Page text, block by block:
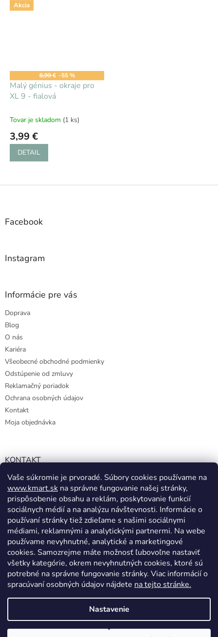
Vaše súkromie je prvoradé. Súbory cookies používame na
www.kmart.sk na správne fungovanie našej stránky,
prispôsobenie obsahu a reklám, poskytovanie funkcií
sociálnych médií a na analýzu návštevnosti. Informácie o
používaní stránky tiež zdieľame s našimi sociálnymi
médiami, reklamnými a analytickými partnermi. Na webe
používame nevyhnutné, analytické a marketingové
cookies. Samozrejme máte možnosť ľubovoľne nastaviť
všetky kategórie, okrem nevyhnutných cookies, ktoré sú
potrebné na správne fungovanie stránky. Viac informácií o
spracúvaní osobných údajov nájdete na tejto stránke.
Nastavenie
Akcia
8,99 € –55 %
Malý génius - okraje pro
XL 9 - fialová
Tovar je skladom (1 ks)
3,99 €
DETAIL
Z
Facebook
Instagram
Informácie pre vás
Doprava
Blog
O nás
Kariéra
Všeobecné obchodné podmienky
Odstúpenie od zmluvy
Reklamačný poriadok
Ochrana osobných údajov
Kontakt
Moja objednávka
KONTAKT
info@kmart.sk
+421 947 979 193
+421 947 979 193
facebook.com/Kolieramarket
Vytvoril Shoptet
Copyright 2026Kmart.sk. Všetky práva vyhradené.Upraviť